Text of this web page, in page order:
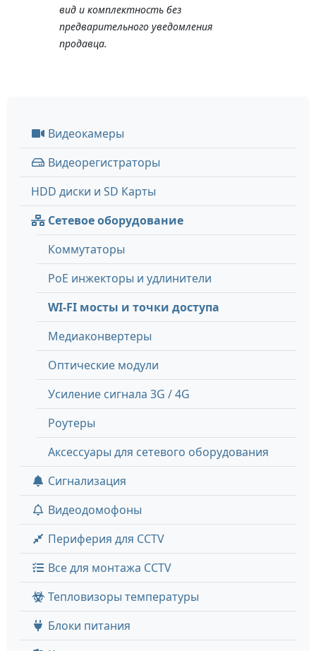
вид и комплектность без
предварительного уведомления
продавца.
Видеокамеры
Видеорегистраторы
HDD диски и SD Карты
Сетевое оборудование
Коммутаторы
PoE инжекторы и удлинители
WI-FI мосты и точки доступа
Медиаконвертеры
Оптические модули
Усиление сигнала 3G / 4G
Роутеры
Аксессуары для сетевого оборудования
Сигнализация
Видеодомофоны
Периферия для CCTV
Все для монтажа CCTV
Тепловизоры температуры
Блоки питания